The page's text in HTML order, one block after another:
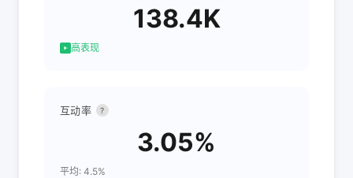
138.4K
高表现
互动率 ?
3.05%
平均: 4.5%